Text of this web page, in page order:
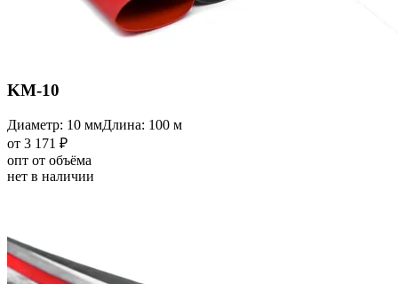
KM-10
Диаметр: 10 ммДлина: 100 м
от 3 171 ₽
опт от объёма
нет в наличии